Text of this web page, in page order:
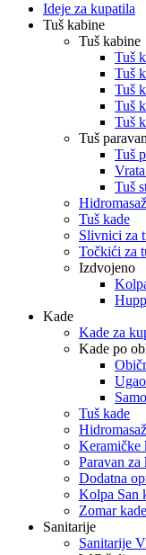
Ideje za kupatila
Tuš kabine
Tuš kabine
Tuš
Tuš
Tuš
Tuš
Tuš
Tuš
Tuš
Tuš
Tuš kade
Slivnici za
Točkići za
Izdvojeno
Kade
Kade za
Kade po
Tuš kade
Keramičke
Paravan za
Dodatna
Kolpa San
Zomar kade
Sanitarije
Sanitarije